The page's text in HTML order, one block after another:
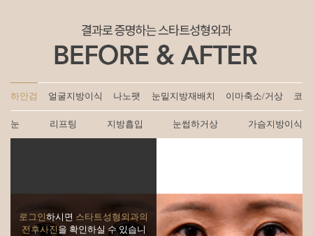
하안검 얼굴지방이식 나노팻 눈밑지방재배치 이마축소/거상 코
눈 리프팅 지방흡입 눈썹하거상 가슴지방이식
로그인하시면 스타트성형외과의
전후사진을 확인하실 수 있습니